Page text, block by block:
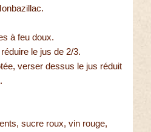
à feu doux.
le jus de 2/3.
verser dessus le jus réduit
sucre roux, vin rouge,